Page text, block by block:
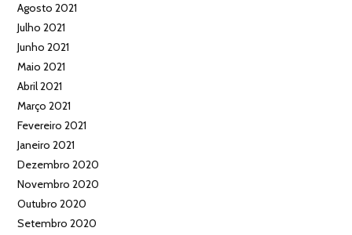
Agosto 2021
Julho 2021
Junho 2021
Maio 2021
Abril 2021
Março 2021
Fevereiro 2021
Janeiro 2021
Dezembro 2020
Novembro 2020
Outubro 2020
Setembro 2020